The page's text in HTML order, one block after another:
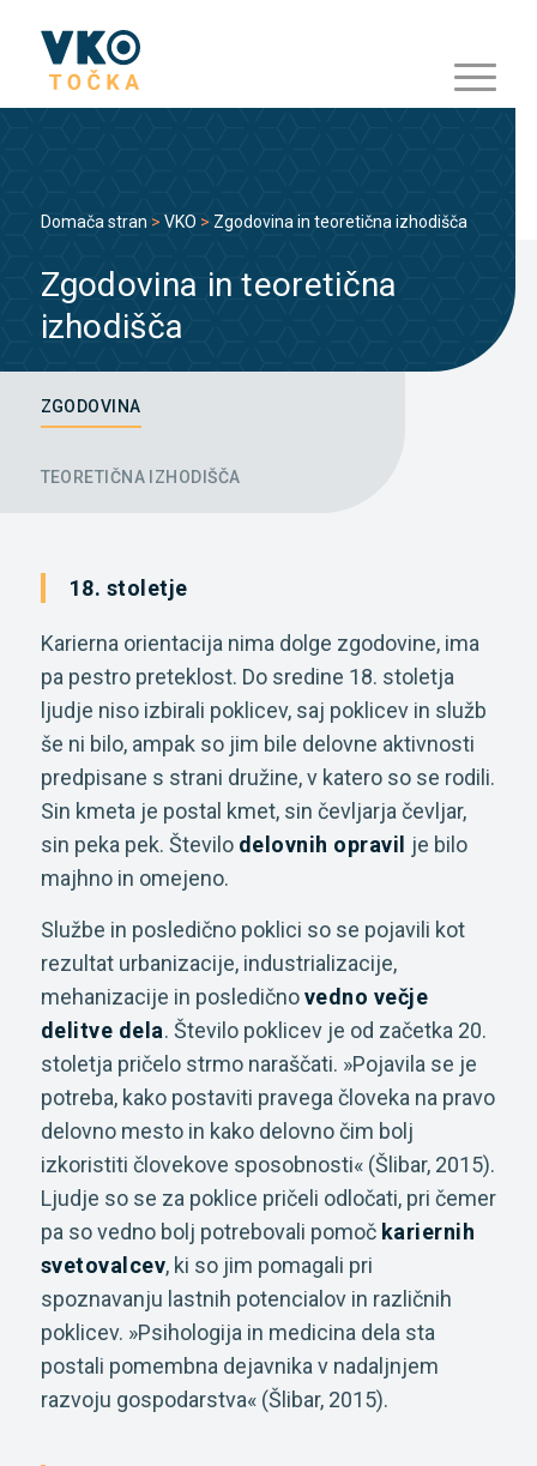
Domača stran > VKO > Zgodovina in teoretična izhodišča
Zgodovina in teoretična
izhodišča
ZGODOVINA
TEORETIČNA IZHODIŠČA
18. stoletje
Karierna orientacija nima dolge zgodovine, ima
pa pestro preteklost. Do sredine 18. stoletja
ljudje niso izbirali poklicev, saj poklicev in služb
še ni bilo, ampak so jim bile delovne aktivnosti
predpisane s strani družine, v katero so se rodili.
Sin kmeta je postal kmet, sin čevljarja čevljar,
sin peka pek. Število delovnih opravil
je bilo
majhno in omejeno.
Službe in posledično poklici so se pojavili kot
rezultat urbanizacije, industrializacije,
mehanizacije in posledičnovedno večje
delitve dela. Število poklicev je od začetka 20.
stoletja pričelo strmo naraščati. »Pojavila se je
potreba, kako postaviti pravega človeka na pravo
delovno mesto in kako delovno čim bolj
izkoristiti človekove sposobnosti« (Šlibar, 2015).
Ljudje so se za poklice pričeli odločati, pri čemer
pa so vedno bolj potrebovali pomoč kariernih
svetovalcev, ki so jim pomagali pri
spoznavanju lastnih potencialov in različnih
poklicev. »Psihologija in medicina dela sta
postali pomembna dejavnika v nadaljnjem
razvoju gospodarstva« (Šlibar, 2015).